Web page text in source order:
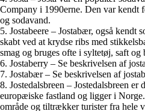
Company i 1990erne. Den var kendt
og sodavand.
5. Jostabeere – Jostabær, også kendt
skabt ved at krydse ribs med
smag og bruges ofte i syltetøj, saft og
6. Jostaberry – Se beskrivelsen af
7. Jostabær – Se beskrivelsen af
8. Jostedalsbreen – Jostedalsbreen er
europæiske fastland og ligger i
område og tiltrækker turister fra hele